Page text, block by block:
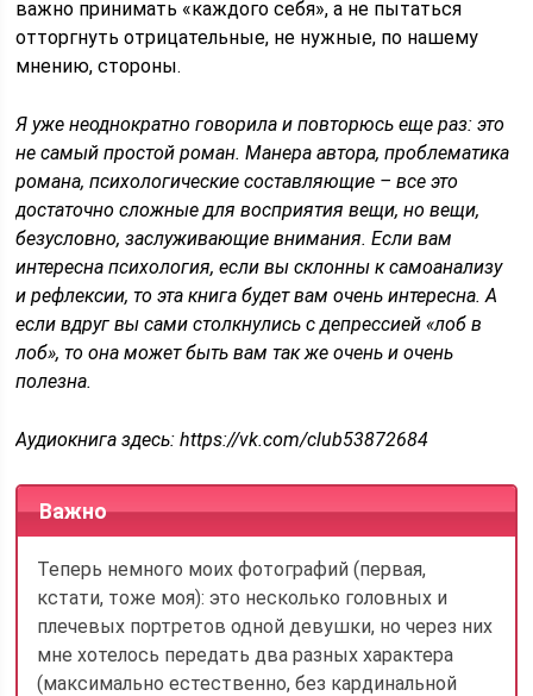
важно принимать «каждого себя», а не пытаться
отторгнуть отрицательные, не нужные, по нашему
мнению, стороны.
Я уже неоднократно говорила и повторюсь еще раз: это
не самый простой роман. Манера автора, проблематика
романа, психологические составляющие – все это
достаточно сложные для восприятия вещи, но вещи,
безусловно, заслуживающие внимания. Если вам
интересна психология, если вы склонны к самоанализу
и рефлексии, то эта книга будет вам очень интересна. А
если вдруг вы сами столкнулись с депрессией «лоб в
лоб», то она может быть вам так же очень и очень
полезна.
Аудиокнига здесь: https://vk.com/club53872684
Важно
Теперь немного моих фотографий (первая,
кстати, тоже моя): это несколько головных и
плечевых портретов одной девушки, но через них
мне хотелось передать два разных характера
(максимально естественно, без кардинальной